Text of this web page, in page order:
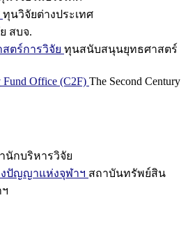
ทุนวิจัยต่างประเทศ
สบจ.
ตร์การวิจัย ทุนสนับสนุนยุทธศาสตร์
Fund Office (C2F) The Second Century
นักบริหารวิจัย
ปัญญาแห่งจุฬาฯ สถาบันทรัพย์สิน